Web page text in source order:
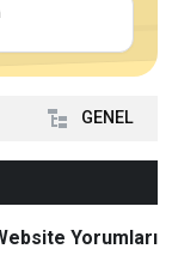
GENEL
Yorumları